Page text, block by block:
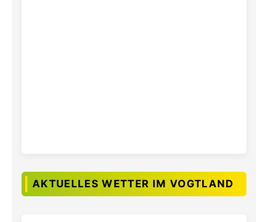
AKTUELLES WETTER IM VOGTLAND